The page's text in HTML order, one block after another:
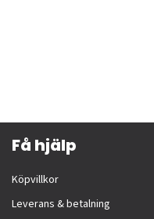
Få hjälp
Köpvillkor
Leverans & betalning